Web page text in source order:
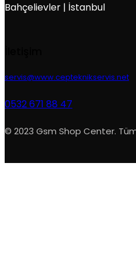
Bahçelievler | İstanbul
servis@www.cepteknikservis.net
0532 671 88 47
© 2023 Gsm Shop Center. Tüm